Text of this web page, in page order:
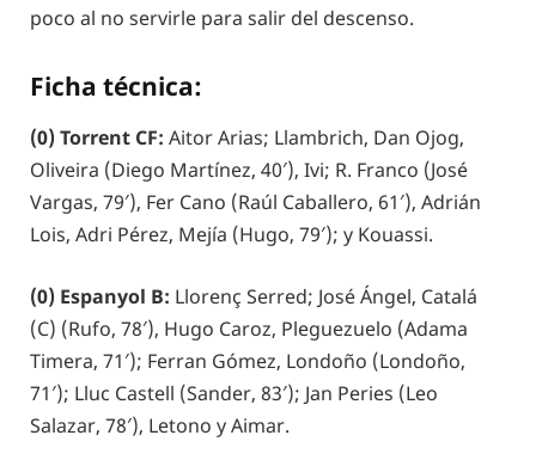
poco al no servirle para salir del descenso.
Ficha técnica:
(0) Torrent CF: Aitor Arias; Llambrich, Dan Ojog,
Oliveira (Diego Martínez, 40′), Ivi; R. Franco (José
Vargas, 79′), Fer Cano (Raúl Caballero, 61′), Adrián
Lois, Adri Pérez, Mejía (Hugo, 79′); y Kouassi.
(0) Espanyol B: Llorenç Serred; José Ángel, Catalá
(C) (Rufo, 78′), Hugo Caroz, Pleguezuelo (Adama
Timera, 71′); Ferran Gómez, Londoño (Londoño,
71′); Lluc Castell (Sander, 83′); Jan Peries (Leo
Salazar, 78′), Letono y Aimar.